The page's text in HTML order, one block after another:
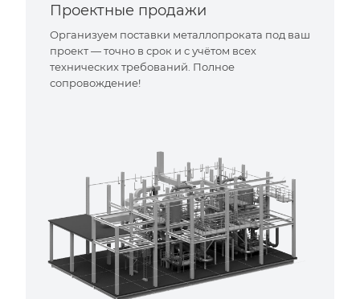
Проектные продажи
Организуем поставки металлопроката под ваш
проект — точно в срок и с учётом всех
технических требований. Полное
сопровождение!